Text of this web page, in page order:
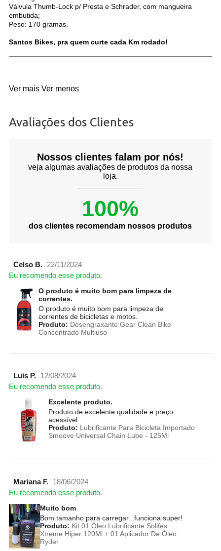
Válvula Thumb-Lock p/ Presta e Schrader, com mangueira
embutida;
Peso: 170 gramas.
Santos Bikes, pra quem curte cada Km rodado!
Ver mais Ver menos
Avaliações dos Clientes
Nossos clientes falam por nós!
veja algumas avaliações de produtos da nossa
loja.
100%
dos clientes recomendam nossos produtos
Celso B. 22/11/2024
Eu recomendo esse produto.
O produto é muito bom para limpeza de
correntes.
O produto é muito bom para limpeza de
correntes de bicicletas e motos.
Produto: Desengraxante Gear Clean Bike
Concentrado Multiuso
Luis P.
12/08/2024
Eu recomendo esse produto.
Excelente produto.
Produto de excelente qualidade e preço
acessível
Produto: Lubrificante Para Bicicleta Importado
Smoove Universal Chain Lube - 125Ml
Mariana F.
18/06/2024
Eu recomendo esse produto.
Muito bom
Bom tamanho para carregar...funciona super!
Produto: Kit 01 Óleo Lubrificante Solifes
Xtreme Hiper 120Ml + 01 Aplicador De Óleo
Ryder